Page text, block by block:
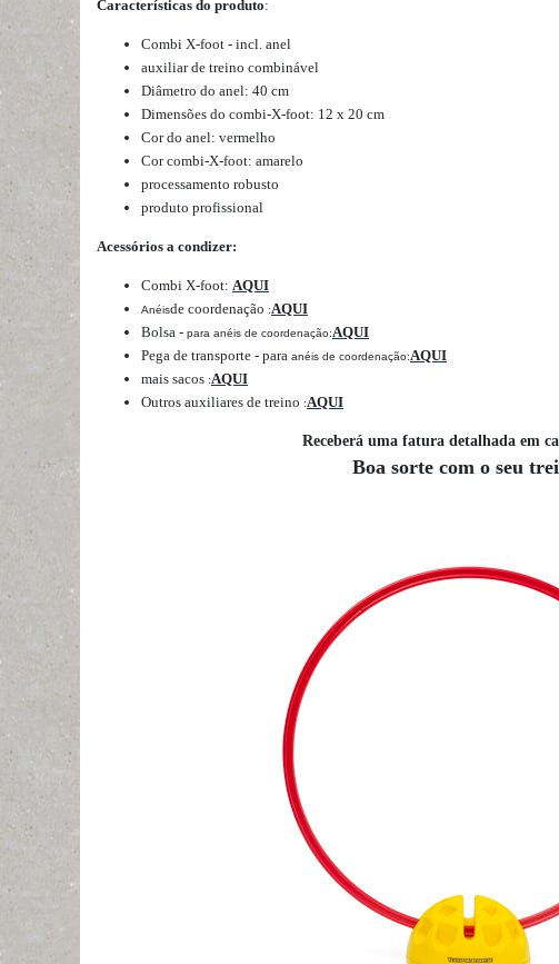
Características do produto:
Combi X-foot - incl. anel
auxiliar de treino combinável
Diâmetro do anel: 40 cm
Dimensões do combi-X-foot: 12 x 20 cm
Cor do anel: vermelho
Cor combi-X-foot: amarelo
processamento robusto
produto profissional
Acessórios a condizer:
Combi X-foot: AQUI
Anéisde coordenação :AQUI
Bolsa - para anéis de coordenação:AQUI
Pega de transporte - para anéis de coordenação:AQUI
mais sacos :AQUI
Outros auxiliares de treino :AQUI
Receberá uma fatura detalhada em
Boa sorte com o seu